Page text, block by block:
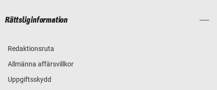
Rättslig information
Redaktionsruta
Allmänna affärsvillkor
Uppgiftsskydd